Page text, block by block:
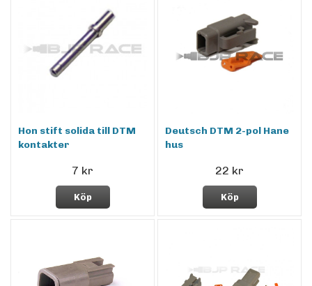
Hon stift solida till DTM
kontakter
7 kr
Köp
Deutsch DTM 2-pol Hane
hus
22 kr
Köp